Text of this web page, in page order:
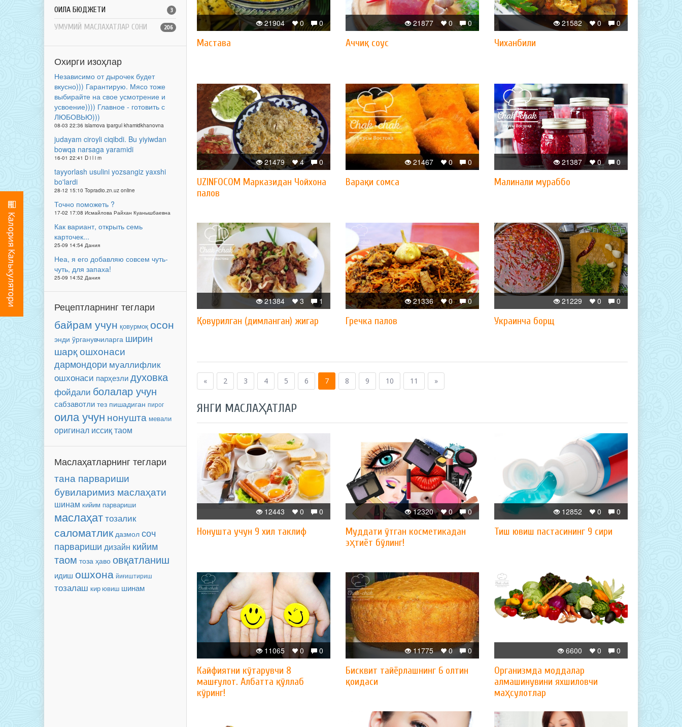
ОИЛА БЮДЖЕТИ 3
УМУМИЙ МАСЛАХАТЛАР СОНИ 206
Охирги изоҳлар
Независимо от дырочек будет
вкусно))) Гарантирую. Мясо тоже
выбирайте на свое усмотрение и
усвоение)))) Главное - готовить с
ЛЮБОВЬЮ)))
08-03 22:36 islamova ipargul khamidkhanovna
judayam ciroyli ciqibdi. Bu yiyiwdan
bowqa narsaga yaramidi
16-01 22:41 D i l i m
tayyorlash usulini yozsangiz yaxshi
bo'lardi
28-12 15:10 Topradio.zn.uz online
Точно поможеть ?
17-02 17:08 Исмайлова Райхан Куанышбаевна
Как вариант, открыть семь
карточек...
25-09 14:54 Дания
Неа, я его добавляю совсем чуть-
чуть, для запаха!
25-09 14:52 Дания
Рецептларнинг теглари
байрам учун қовурмоқ осон
энди ўрганувчиларга ширин
шарқ ошхонаси
дармондори муаллифлик
ошхонаси парҳезлидуховка
фойдали болалар учун
сабзавотли тез пишадиган пирог
оила учун нонушта мевали
оригинал иссиқ таом
Маслаҳатларнинг теглари
тана парвариши
бувиларимиз маслаҳати
шинам кийим парвариши
маслаҳаттозалик
саломатлик дазмол соч
парвариши дизайн кийим
таом тоза ҳаво овқатланиш
идиш ошхона йиғиштириш
тозалаш кир ювиш шинам
0
0
21904
Мастава
0
0
21877
Аччиқ соус
0
0
21582
Чиханбили
0
4
21479
UZINFOCOM Марказидан Чойхона
палов
0
0
21467
Варақи сомса
0
0
21387
Малинали мураббо
1
3
21384
Қовурилган (димланган) жигар
0
0
21336
Гречка палов
0
0
21229
​Украинча борщ
« 2 3 4 5 6 7 8 9 10 11 »
ЯНГИ МАСЛАҲАТЛАР
0
0
12443
Нонушта учун 9 хил таклиф
0
0
12320
Муддати ўтган косметикадан
эҳтиёт бўлинг!
0
0
12852
Тиш ювиш пастасининг 9 сири
0
0
11065
Кайфиятни кўтарувчи 8
машғулот. Албатта қўллаб
кўринг!
0
0
11775
Бисквит тайёрлашнинг 6 олтин
қоидаси
0
0
6600
Организмда моддалар
алмашинувини яхшиловчи
маҳсулотлар